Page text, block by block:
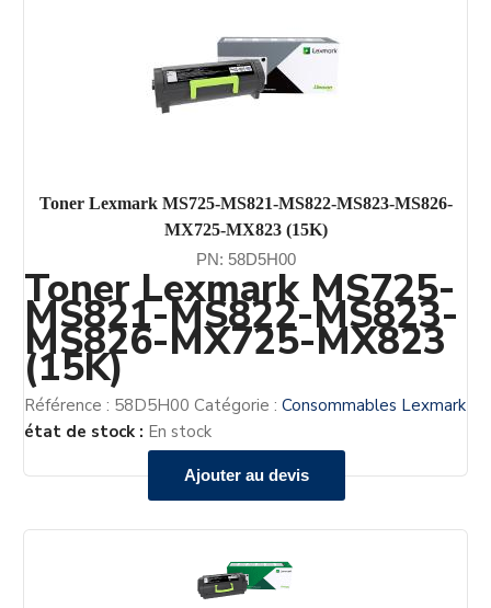
Toner Lexmark MS725-MS821-MS822-MS823-MS826-
MX725-MX823 (15K)
PN: 58D5H00
Ajouter au devis
Toner Lexmark MS725-
MS821-MS822-MS823-
MS826-MX725-MX823
(15K)
Référence : 58D5H00 Catégorie :Consommables Lexmark
état de stock : En stock